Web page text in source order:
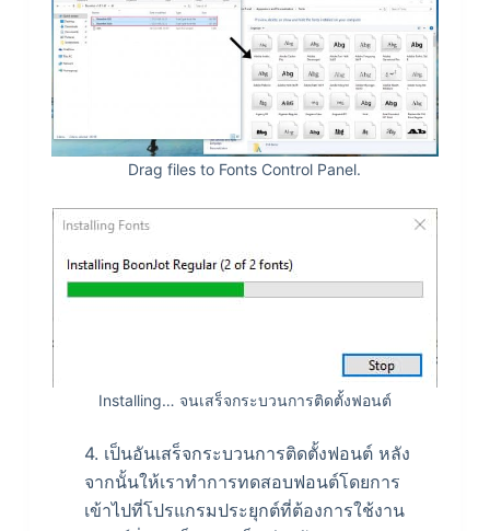
Drag files to Fonts Control Panel.
Installing… จนเสร็จกระบวนการติดตั้งฟอนต์
4. เป็นอันเสร็จกระบวนการติดตั้งฟอนต์ หลัง
จากนั้นให้เราทำการทดสอบฟอนต์โดยการ
เข้าไปที่โปรแกรมประยุกต์ที่ต้องการใช้งาน